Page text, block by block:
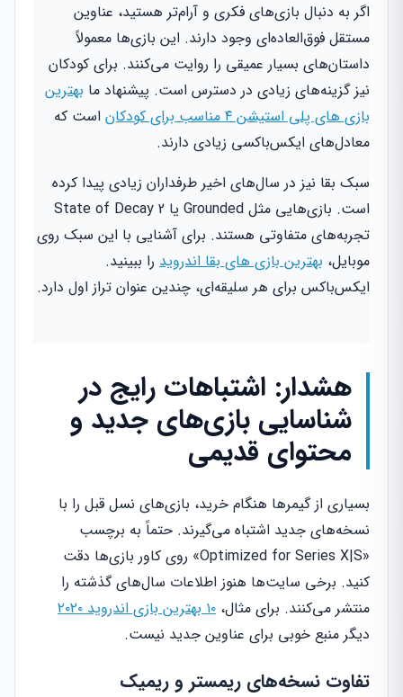
اگر به دنبال بازی‌های فکری و آرام‌تر هستید، عناوین
مستقل فوق‌العاده‌ای وجود دارند. این بازی‌ها معمولاً
داستان‌های بسیار عمیقی را روایت می‌کنند. برای کودکان
نیز گزینه‌های زیادی در دسترس است. پیشنهاد ما بهترین
بازی های پلی استیشن ۴ مناسب برای کودکان
است که
معادل‌های ایکس‌باکسی زیادی دارند.
سبک بقا نیز در سال‌های اخیر طرفداران زیادی پیدا کرده
است. بازی‌هایی مثل Grounded یا State of Decay 2
تجربه‌های متفاوتی هستند. برای آشنایی با این سبک روی
موبایل، بهترین بازی های بقا اندروید را ببینید.
ایکس‌باکس برای هر سلیقه‌ای، چندین عنوان تراز اول دارد.
هشدار: اشتباهات رایج در
شناسایی بازی‌های جدید و
محتوای قدیمی
بسیاری از گیمرها هنگام خرید، بازی‌های نسل قبل را با
نسخه‌های جدید اشتباه می‌گیرند. حتماً به برچسب
«Optimized for Series X|S» روی کاور بازی‌ها دقت
کنید. برخی سایت‌ها هنوز اطلاعات سال‌های گذشته را
منتشر می‌کنند. برای مثال، ۱۰ بهترین بازی اندروید ۲۰۲۰
دیگر منبع خوبی برای عناوین جدید نیست.
تفاوت نسخه‌های ریمستر و ریمیک